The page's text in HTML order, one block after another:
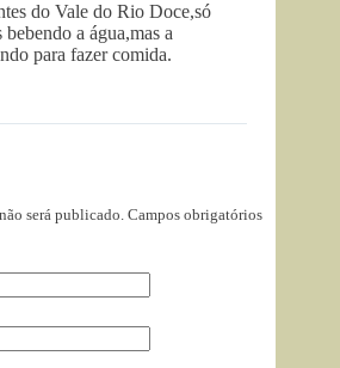
do Vale do Rio Doce,só
bebendo a água,mas a
para fazer comida.
será publicado. Campos obrigatórios